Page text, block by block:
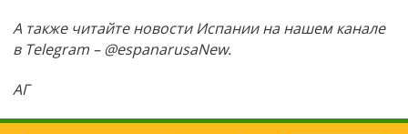
А также читайте новости Испании на нашем канале
в Telegram – @espanarusaNew.
АГ